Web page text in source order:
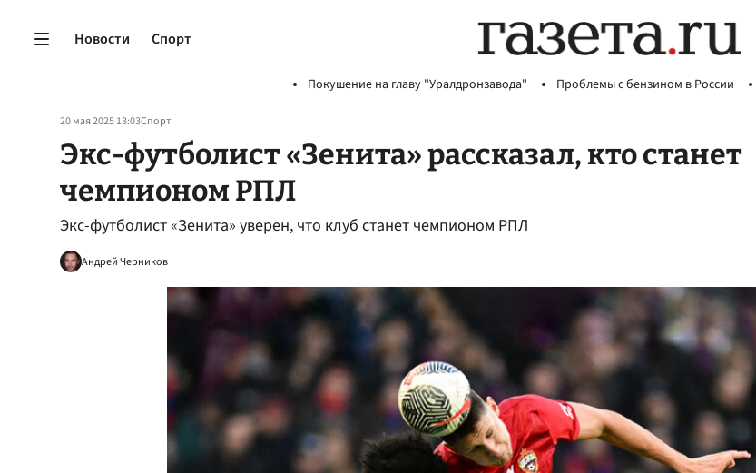
Новости Спорт
Покушение на главу "Уралдронзавода" Проблемы с бензином в России
20 мая 2025 13:03Спорт
Экс-футболист «Зенита» рассказал, кто станет
чемпионом РПЛ
Экс-футболист «Зенита» уверен, что клуб станет чемпионом РПЛ
Андрей Черников